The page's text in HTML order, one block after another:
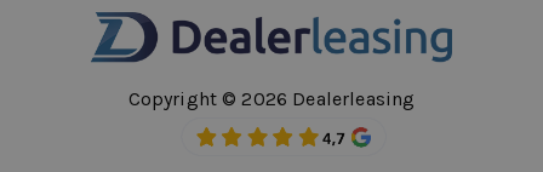
Copyright © 2026 Dealerleasing